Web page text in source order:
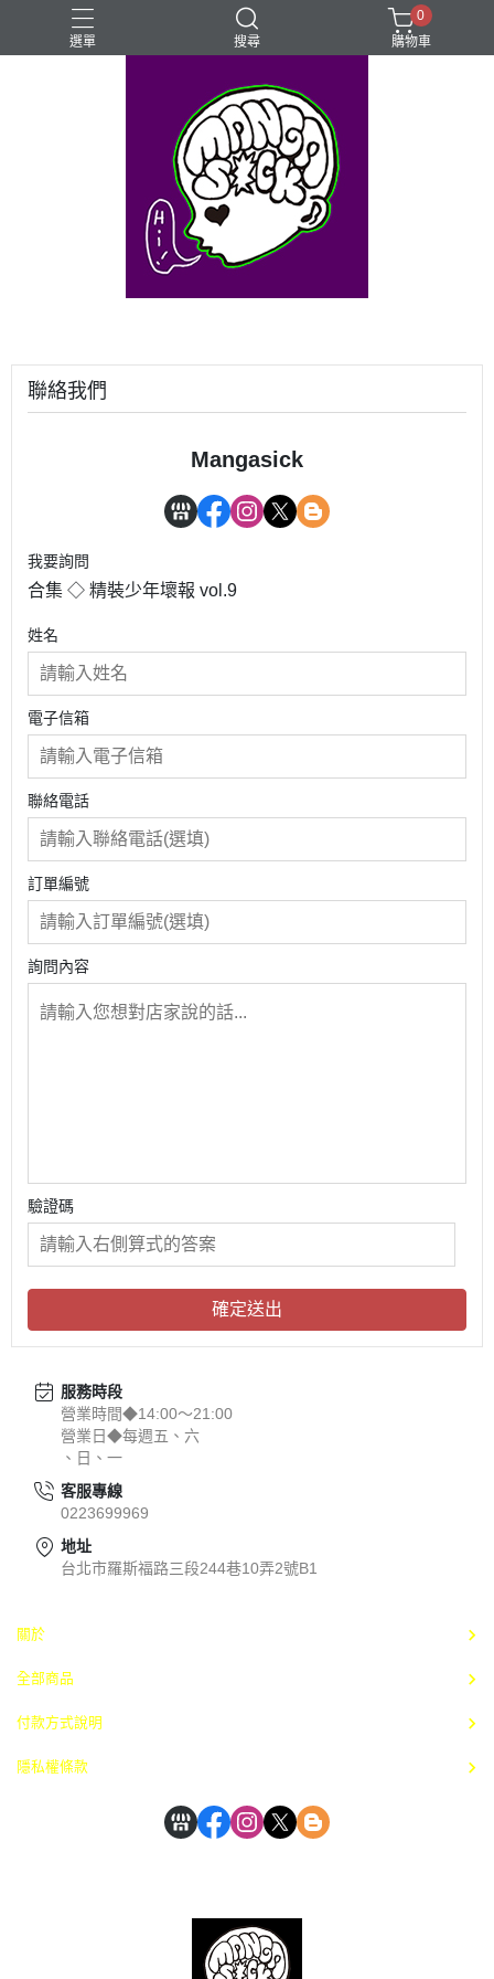
選單 搜尋
⊰⊱꧁LGBTQIA꧂⊰⊱
Mangasick Love
Mangasick出版！(੭•̀ᴗ•̀)
動物 實驗
0
購物車
聯絡我們
Mangasick
我要詢問
合集 ◇ 精裝少年壞報 vol.9
姓名
電子信箱
聯絡電話
訂單編號
詢問內容
驗證碼
確定送出
服務時段
營業時間◆14:00～21:00
營業日◆每週五、六
、日、一
客服專線
0223699969
地址
台北市羅斯福路三段244巷10弄2號B1
關於
全部商品
付款方式說明
隱私權條款